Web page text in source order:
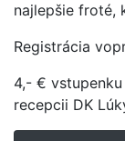
najlepšie froté,
Registrácia
4,- €
recepcii DK